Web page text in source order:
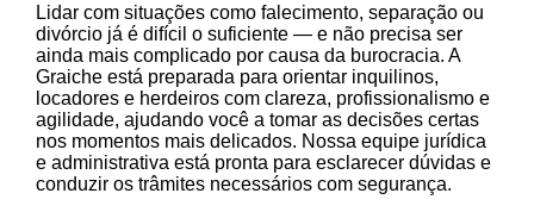
Lidar com situações como falecimento, separação ou
divórcio já é difícil o suficiente — e não precisa ser
ainda mais complicado por causa da burocracia. A
Graiche está preparada para orientar inquilinos,
locadores e herdeiros com clareza, profissionalismo e
agilidade, ajudando você a tomar as decisões certas
nos momentos mais delicados. Nossa equipe jurídica
e administrativa está pronta para esclarecer dúvidas e
conduzir os trâmites necessários com segurança.